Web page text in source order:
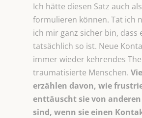
Ich hätte diesen Satz auch
formulieren können. Tat ich
ich mir ganz sicher bin, dass
tatsächlich so ist. Neue
immer wieder kehrendes
traumatisierte Menschen.
erzählen davon, wie
enttäuscht sie von
sind, wenn sie einen